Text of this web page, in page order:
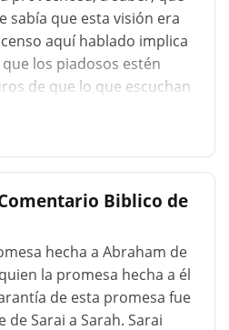
sabía que esta visión era
aquí hablado implica
los piadosos estén
de que lo que escuchan
que no puedan ser
sino que dependan
que Dios ahora,
no asciende
nuestros ojos; esto no
de la certeza de nuestra
una manifestación
con lo cual es correcto
Además, aunque Dios
hacia arriba en forma
Biblico de
hecha a Abraham de
la promesa hecha a él
de esta promesa fue
Sarai a Sarah. Sarai